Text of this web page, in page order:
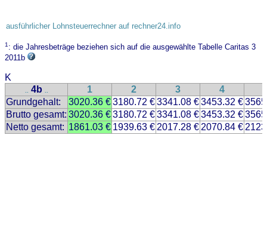
ausführlicher Lohnsteuerrechner auf rechner24.info
1: die Jahresbeträge beziehen sich auf die ausgewählte Tabelle Caritas 3
2011b
K
.. 4b .. 1 2 3 4
Grundgehalt:
3020.36 €3180.72 €3341.08 €3453.32 €
Brutto gesamt: 3020.36 €3180.72 €3341.08 €3453.32 €
Netto gesamt: 1861.03 € 1939.63 € 2017.28 € 2070.84 €